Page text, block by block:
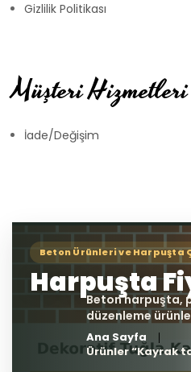
Gizlilik Politikası
Müşteri Hizmetleri
İade/Değişim
Ana Sayfa
Ürünler “Kayrak